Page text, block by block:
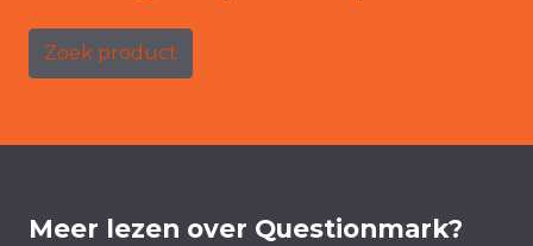
Zoek product
Meer lezen over Questionmark?